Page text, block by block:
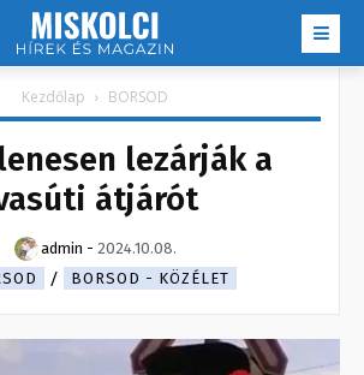
Kezdőlap BORSOD
lezárják a
átjárót
admin - 2024.10.08.
BORSOD - KÖZÉLET